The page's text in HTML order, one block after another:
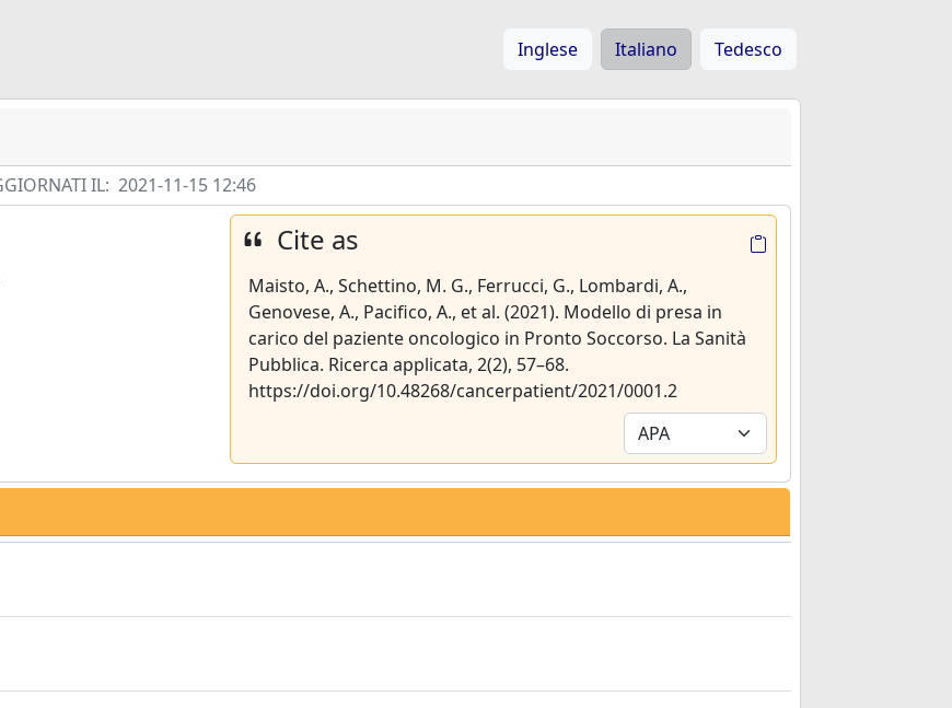
Inglese Italiano Tedesco
IL: 2021-11-15 12:46
Cite as
Maisto, A., Schettino, M. G., Ferrucci, G., Lombardi, A.,
Genovese, A., Pacifico, A., et al. (2021). Modello di presa in
carico del paziente oncologico in Pronto Soccorso. La Sanità
Pubblica. Ricerca applicata, 2(2), 57–68.
https://doi.org/10.48268/cancerpatient/2021/0001.2